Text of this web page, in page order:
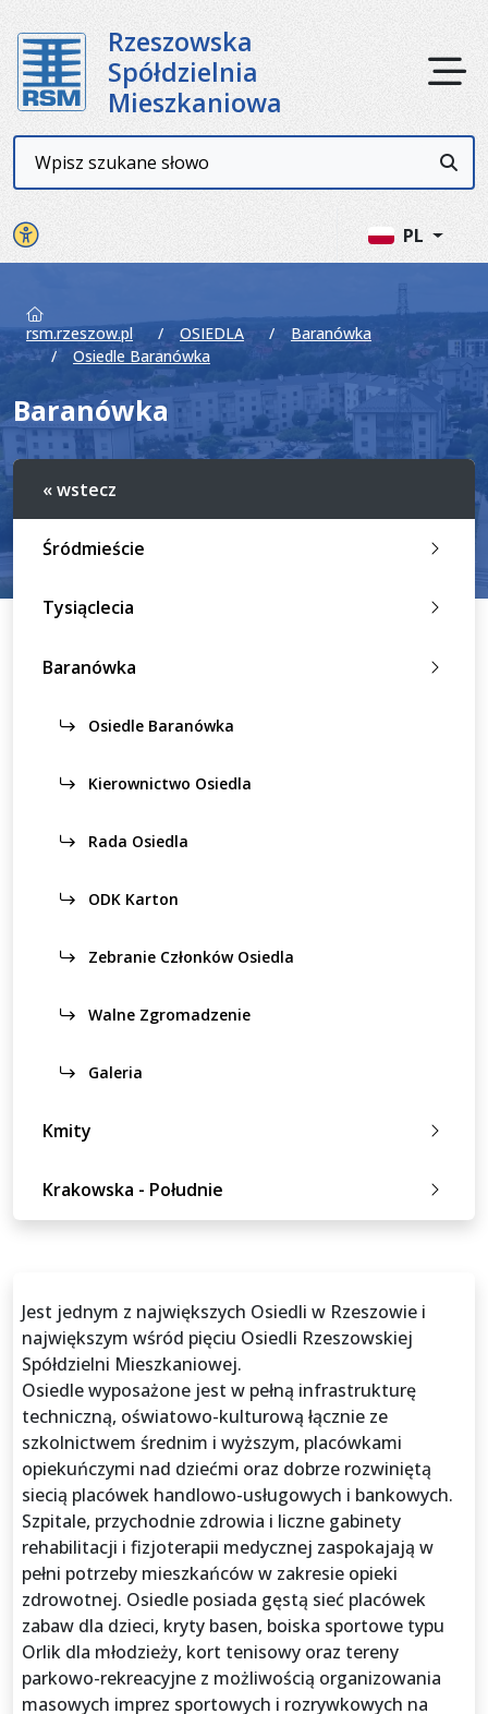
Rzeszowska
Spółdzielnia
Mieszkaniowa
PL
Panel ustawień witryny
Wyszukiwarka
rsm.rzeszow.pl OSIEDLA
Baranówka
Osiedle Baranówka
Baranówka
« wstecz
Śródmieście
Tysiąclecia
Baranówka
Osiedle Baranówka
Kierownictwo Osiedla
Rada Osiedla
ODK Karton
Zebranie Członków Osiedla
Walne Zgromadzenie
Galeria
Kmity
Krakowska - Południe
Jest jednym z największych Osiedli w Rzeszowie i
największym wśród pięciu Osiedli Rzeszowskiej
Spółdzielni Mieszkaniowej.
Osiedle wyposażone jest w pełną infrastrukturę
techniczną, oświatowo-kulturową łącznie ze
szkolnictwem średnim i wyższym, placówkami
opiekuńczymi nad dziećmi oraz dobrze rozwiniętą
siecią placówek handlowo-usługowych i bankowych.
Szpitale, przychodnie zdrowia i liczne gabinety
rehabilitacji i fizjoterapii medycznej zaspokajają w
pełni potrzeby mieszkańców w zakresie opieki
zdrowotnej. Osiedle posiada gęstą sieć placówek
zabaw dla dzieci, kryty basen, boiska sportowe typu
Orlik dla młodzieży, kort tenisowy oraz tereny
parkowo-rekreacyjne z możliwością organizowania
masowych imprez sportowych i rozrywkowych na